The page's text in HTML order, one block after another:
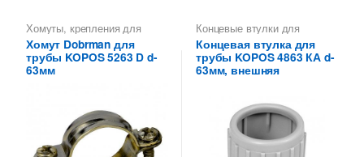
Хомуты, крепления для
металлических труб КОПОС
Хомут Dobrman для
трубы KOPOS 5263 D d-
63мм
Концевые втулки для
металлических труб КОПОС
Концевая втулка для
трубы KOPOS 4863 КА d-
63мм, внешняя